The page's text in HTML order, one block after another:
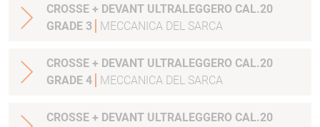
CROSSE + DEVANT ULTRALEGGERO CAL.20
GRADE 3
MECCANICA DEL SARCA
CROSSE + DEVANT ULTRALEGGERO CAL.20
GRADE 4
MECCANICA DEL SARCA
CROSSE + DEVANT ULTRALEGGERO CAL.20